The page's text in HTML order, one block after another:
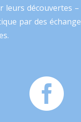
leurs découvertes
par des
